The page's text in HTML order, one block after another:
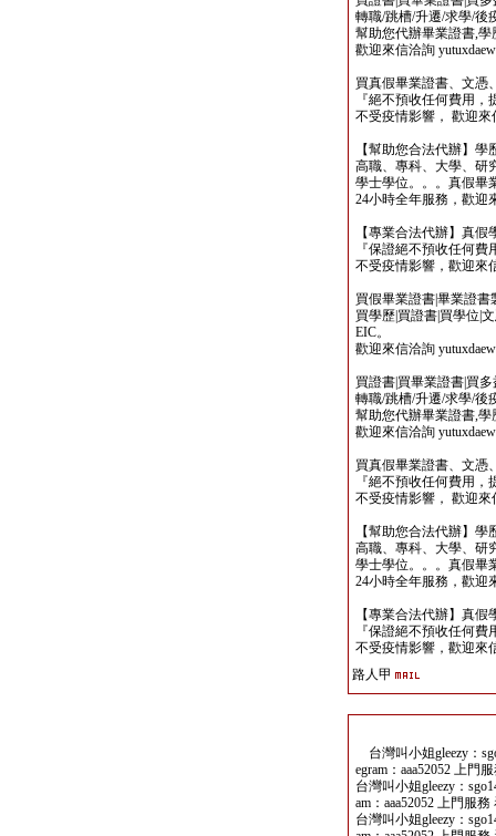
轉職/跳槽/升遷/求學/後
幫助您代辦畢業證書,學
歡迎來信洽詢
買真假畢業證書、文憑
『絕不預收任何費用
不受疫情影響， 歡迎來
【幫助您合法代辦】
高職、專科、大學、研
學士學位。。。真假畢
24小時全年服務，歡迎
【專業合法代辦】真
『保證絕不預收任何
不受疫情影響，歡迎來
買假畢業證書|畢業證書
買學歷|買證書|買學位|
EIC。
歡迎來信洽詢
買證書|買畢業證書|買多
轉職/跳槽/升遷/求學/後
幫助您代辦畢業證書,學
歡迎來信洽詢
買真假畢業證書、文憑
『絕不預收任何費用
不受疫情影響， 歡迎來
【幫助您合法代辦】
高職、專科、大學、研
學士學位。。。真假畢
24小時全年服務，歡迎
【專業合法代辦】真
『保證絕不預收任何
不受疫情影響，歡迎來
路人甲
台灣叫小姐gleezy：
egram：aaa52052 上門
台灣叫小姐gleezy：
am：aaa52052 上門服
台灣叫小姐gleezy：